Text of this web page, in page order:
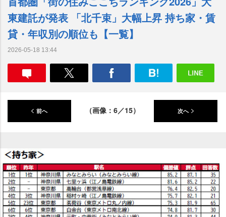
e
東建託が発表 「北千束」大幅上昇 持ち家・賃
貸・年収別の順位も【一覧】
2026-05-18 13:44
前へ （画像：6／15） 次へ